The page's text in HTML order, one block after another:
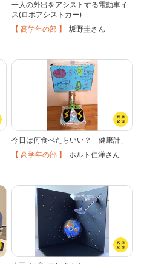
一人の外出をアシストする電動車イ
ス(ロボアシストカー)
【 高学年の部 】 坂野圭さん
今日は何食べたらいい？「健康計」
【 高学年の部 】 ホルト仁洋さん